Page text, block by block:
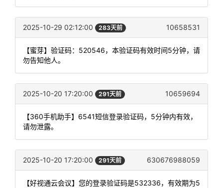
2025-10-29 02:12:00 283天前 10658531
【蜜芽】验证码：520546，本验证码有效时间5分钟，请
勿告知他人。
2025-10-20 17:20:00 291天前 10659694
【360手机助手】6541短信登录验证码，5分钟内有效，
请勿泄露。
2025-10-20 17:20:00 291天前 630676988059
【好视通云会议】您的登录验证码是532336，有效期为5